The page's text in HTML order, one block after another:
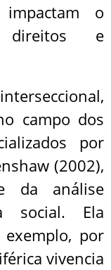
o
direitos e
campo dos
por
(2002),
da análise
social. Ela
por
vivencia